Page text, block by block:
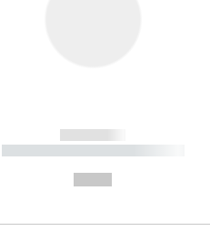
------------
----------- ----------- ----------